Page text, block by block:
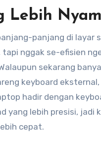
Lebih
panjang di layar
tapi nggak se-efisien
sekarang
keyboard
hadir dengan
yang lebih presisi, jadi
cepat.